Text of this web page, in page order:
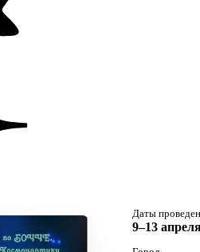
Даты
9–13